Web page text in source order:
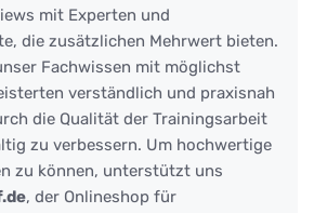
mit Experten und
die zusätzlichen Mehrwert bieten.
Fachwissen mit möglichst
verständlich und praxisnah
die Qualität der Trainingsarbeit
zu verbessern. Um hochwertige
zu können, unterstützt uns
, der Onlineshop für